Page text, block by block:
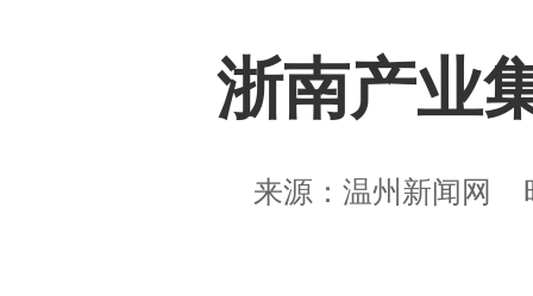
浙南产业
来源： 温州新闻网